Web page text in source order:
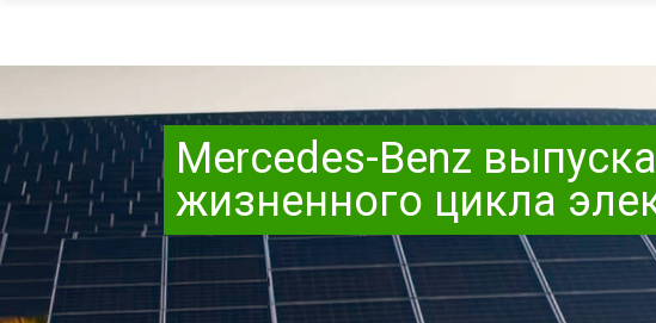
Mercedes-Benz
жизненного цикла